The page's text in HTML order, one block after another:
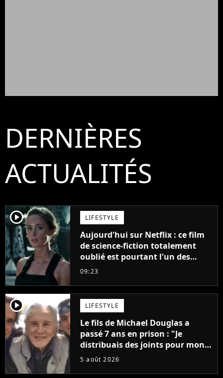
DERNIÈRES
ACTUALITÉS
player2 LIFESTYLE
Aujourd'hui sur Netflix : ce film
de science-fiction totalement
oublié est pourtant l'un des
meilleurs des années 2010
09:23
player2 LIFESTYLE
Le fils de Michael Douglas a
passé 7 ans en prison : "Je
distribuais des joints pour mon
père"
5 août 2026